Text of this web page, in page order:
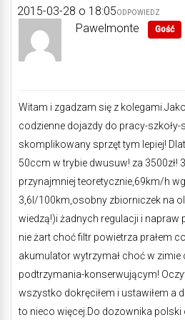
2015-03-28 o 18:05ODPOWIEDZ
Pawelmonte Gość
Witam i zgadzam się z
codzienne dojazdy do pracy-szkoły-
skomplikowany sprzęt tym lepiej!
50ccm w trybie dwusuw! za 3500zł!
przynajmniej teoretycznie,69km/h
3,6l/100km,osobny zbiorniczek na
wiedzą!)i żadnych regulacji i napraw
nie żart choć filtr powietrza prałem
akumulator wytrzymał choć w zimie
podtrzymania-konserwującym!
wszystko dokręciłem i ustawiłem a
to nieco więcej.Do dozownika polski